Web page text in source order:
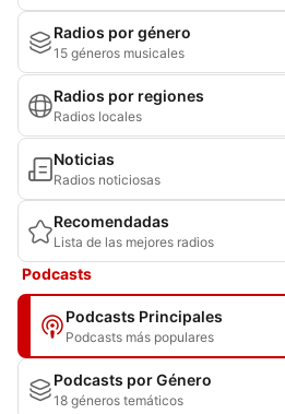
Radios por género
15 géneros musicales
Radios por regiones
Radios locales
Noticias
Radios noticiosas
Recomendadas
Lista de las mejores radios
Podcasts
Podcasts Principales
Podcasts más populares
Podcasts por Género
18 géneros temáticos